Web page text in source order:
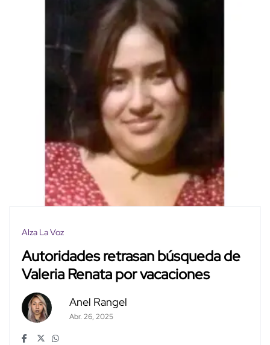
Alza La Voz
Autoridades retrasan búsqueda de
Valeria Renata por vacaciones
Anel Rangel
Abr. 26, 2025